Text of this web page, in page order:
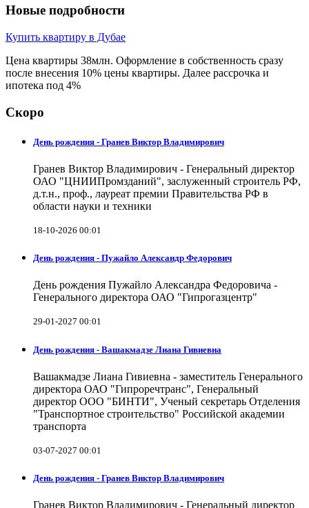
Новые подробности
Купить квартиру в Дубае
Цена квартиры 38млн. Оформление в собственность сразу
после внесения 10% цены квартиры. Далее рассрочка и
ипотека под 4%
Скоро
День рождения - Гранев Виктор Владимирович
Гранев Виктор Владимирович - Генеральный директор
ОАО "ЦНИИПромзданий", заслуженный строитель РФ,
д.т.н., проф., лауреат премии Правительства РФ в
области науки и техники
18-10-2026 00:01
День рождения - Пужайло Александр Федорович
День рождения Пужайло Александра Федоровича -
Генерального директора ОАО "Гипрогазцентр"
29-01-2027 00:01
День рождения - Вашакмадзе Лиана Гивиевна
Вашакмадзе Лиана Гивиевна - заместитель Генерального
директора ОАО "Гипроречтранс", Генеральный
директор ООО "БИНТИ", Ученый секретарь Отделения
"Транспортное строительство" Российской академии
транспорта
03-07-2027 00:01
День рождения - Гранев Виктор Владимирович
Гранев Виктор Владимирович - Генеральный директор